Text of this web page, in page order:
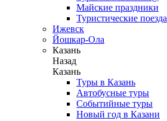
Майские праздники
Туристические поезда
Ижевск
Йошкар-Ола
Казань
Назад
Казань
Туры в Казань
Автобусные туры
Событийные туры
Новый год в Казани